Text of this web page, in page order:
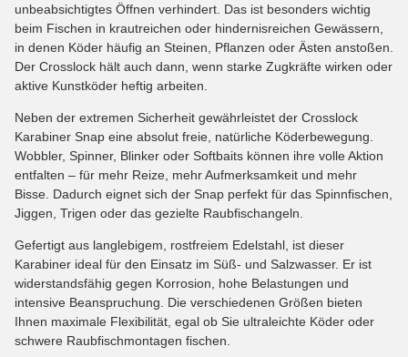
unbeabsichtigtes Öffnen verhindert. Das ist besonders wichtig
beim Fischen in krautreichen oder hindernisreichen Gewässern,
in denen Köder häufig an Steinen, Pflanzen oder Ästen anstoßen.
Der Crosslock hält auch dann, wenn starke Zugkräfte wirken oder
aktive Kunstköder heftig arbeiten.
Neben der extremen Sicherheit gewährleistet der Crosslock
Karabiner Snap eine absolut freie, natürliche Köderbewegung.
Wobbler, Spinner, Blinker oder Softbaits können ihre volle Aktion
entfalten – für mehr Reize, mehr Aufmerksamkeit und mehr
Bisse. Dadurch eignet sich der Snap perfekt für das Spinnfischen,
Jiggen, Trigen oder das gezielte Raubfischangeln.
Gefertigt aus langlebigem, rostfreiem Edelstahl, ist dieser
Karabiner ideal für den Einsatz im Süß- und Salzwasser. Er ist
widerstandsfähig gegen Korrosion, hohe Belastungen und
intensive Beanspruchung. Die verschiedenen Größen bieten
Ihnen maximale Flexibilität, egal ob Sie ultraleichte Köder oder
schwere Raubfischmontagen fischen.